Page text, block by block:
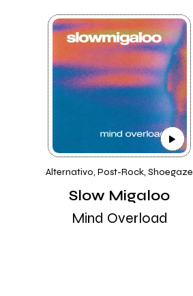
Alternativo, Post-Rock, Shoegaze
Slow Migaloo
Mind Overload